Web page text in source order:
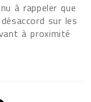
à rappeler que
sur les
à proximité